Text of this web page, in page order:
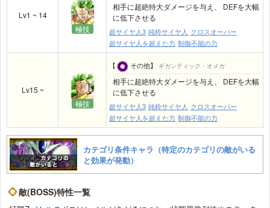
Lv1 ~ 14
極技
相手に超絶特大ダメージを与え、 DEFを大幅
に低下させる
超サイヤ人3 純粋サイヤ人 クロスオーバー
超サイヤ人を超えた力 制御不能の力
Lv15 ~
極技
【 その他】 ギガンティック・オメガ
相手に超絶特大ダメージを与え、 DEFを大幅
に低下させる
超サイヤ人3 純粋サイヤ人 クロスオーバー
超サイヤ人を超えた力 制御不能の力
カテゴリ条件キャラ（特定のカテゴリの敵がいる
と効果が発動）
敵(BOSS)特性一覧